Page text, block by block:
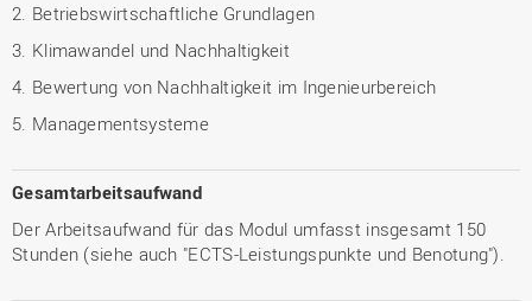
2. Betriebswirtschaftliche Grundlagen
3. Klimawandel und Nachhaltigkeit
4. Bewertung von Nachhaltigkeit im Ingenieurbereich
5. Managementsysteme
Gesamtarbeitsaufwand
Der Arbeitsaufwand für das Modul umfasst insgesamt 150
Stunden (siehe auch "ECTS-Leistungspunkte und Benotung").